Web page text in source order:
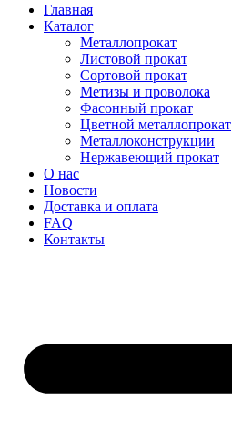
Главная
Каталог
Металлопрокат
Листовой прокат
Сортовой прокат
Метизы и проволока
Фасонный прокат
Цветной металлопрокат
Металлоконструкции
Нержавеющий прокат
О нас
Новости
Доставка и оплата
FAQ
Контакты